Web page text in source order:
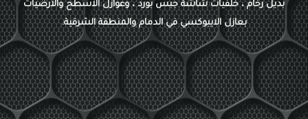
بديل رخام ، خلفيات شاشة جبس بورد ، وعوازل الاسطح والارضيات
بعازل الايبوكسي في الدمام والمنطقة الشرقية.